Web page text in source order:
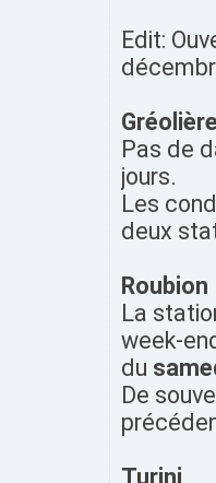
Edit:
Pas de
jours.
Les
deux
Roubion
La
week-
du
De
Turini